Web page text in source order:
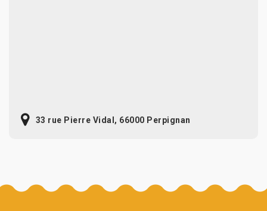
33 rue Pierre Vidal, 66000 Perpignan